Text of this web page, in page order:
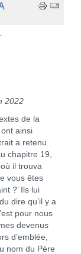
2022
de la
ainsi
a retenu
chapitre 19,
il trouva
vous êtes
?’ Ils lui
dire qu’il y a
pour nous
devenus
d’emblée,
nom du Père